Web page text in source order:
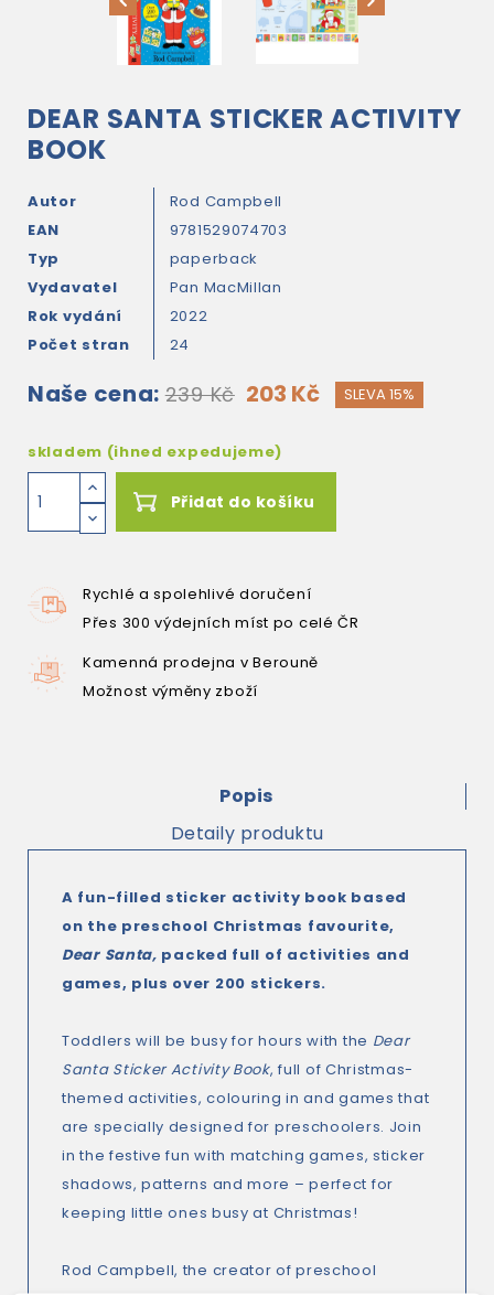
DEAR SANTA STICKER ACTIVITY
BOOK
Autor
Rod Campbell
EAN
9781529074703
Typ
paperback
Vydavatel
Pan MacMillan
Rok vydání
2022
Počet stran
24
Naše cena: 239 Kč 203 Kč SLEVA 15%
skladem (ihned expedujeme)
Přidat do košíku
Rychlé a spolehlivé doručení
Přes 300 výdejních míst po celé ČR
Kamenná prodejna v Berouně
Možnost výměny zboží
Popis
Detaily produktu
A fun-filled sticker activity book based
on the preschool Christmas favourite,
Dear Santa, packed full of activities and
games, plus over 200 stickers.
Toddlers will be busy for hours with the Dear
Santa Sticker Activity Book, full of Christmas-
themed activities, colouring in and games that
are specially designed for preschoolers. Join
in the festive fun with matching games, sticker
shadows, patterns and more – perfect for
keeping little ones busy at Christmas!
Rod Campbell, the creator of preschool